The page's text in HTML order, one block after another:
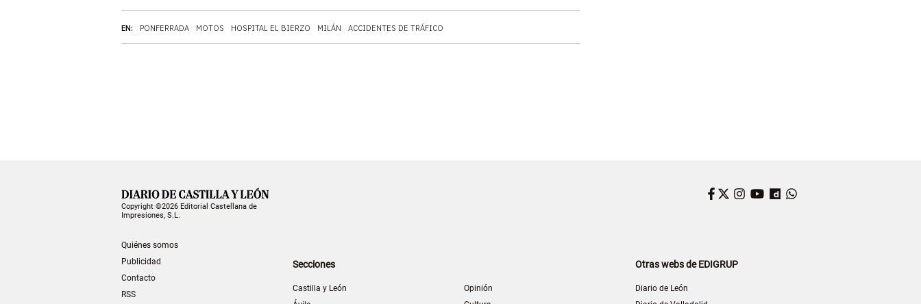
EN: PONFERRADA MOTOS HOSPITAL EL BIERZO MILÁN ACCIDENTES DE TRÁFICO
Copyright ©2026 Editorial Castellana de
Impresiones, S.L.
Quiénes somos
Publicidad
Contacto
RSS
Facebook
Twitter
Instagram
YouTube
Dailymotion
Secciones
Castilla y León
Opinión
Otras webs de EDIGRUP
Diario de León